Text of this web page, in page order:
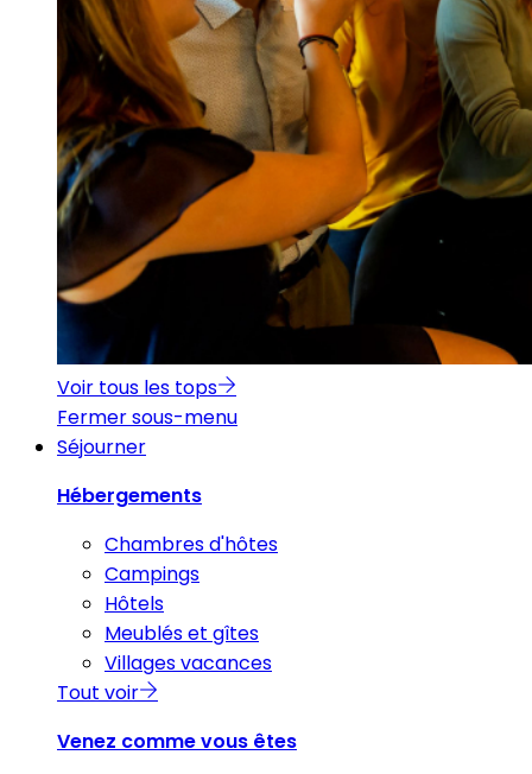
Voir tous les tops
Fermer sous-menu
Séjourner
Hébergements
Chambres d'hôtes
Campings
Hôtels
Meublés et gîtes
Villages vacances
Tout voir
Venez comme vous êtes